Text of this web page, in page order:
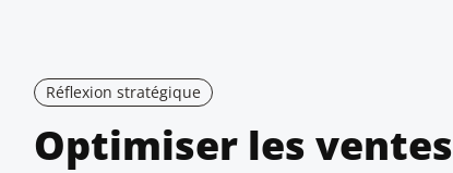
Réflexion stratégique
Optimiser les ventes